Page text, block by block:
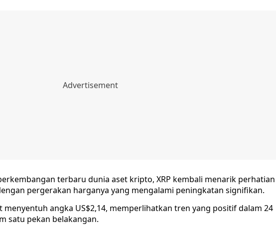
terbaru dunia aset kripto, XRP kembali menarik perhatian
pergerakan harganya yang mengalami peningkatan signifikan.
menyentuh angka US$2,14, memperlihatkan tren yang positif dalam 24
satu pekan belakangan.